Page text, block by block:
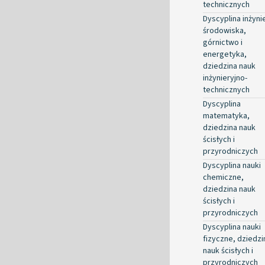
technicznych
Dyscyplina
środowiska,
górnictwo i
energetyka,
dziedzina nauk
inżynieryjno-
technicznych
Dyscyplina
matematyka,
dziedzina nauk
ścisłych i
przyrodniczych
Dyscyplina nauki
chemiczne,
dziedzina nauk
ścisłych i
przyrodniczych
Dyscyplina nauki
fizyczne,
nauk ścisłych i
przyrodniczych